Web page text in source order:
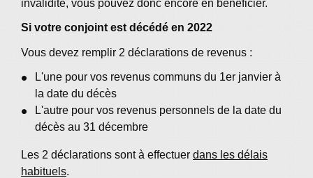
invalidité, vous pouvez donc encore en bénéficier.
Si votre conjoint est décédé en 2022
Vous devez remplir 2 déclarations de revenus :
L'une pour vos revenus communs du 1er janvier à
la date du décès
L'autre pour vos revenus personnels de la date du
décès au 31 décembre
Les 2 déclarations sont à effectuer dans les délais
habituels.